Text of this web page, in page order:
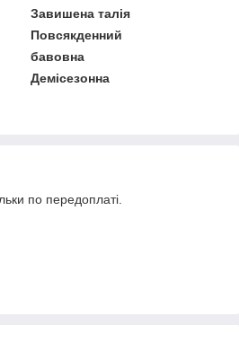
Завишена талія
Повсякденний
бавовна
Демісезонна
по передоплаті.